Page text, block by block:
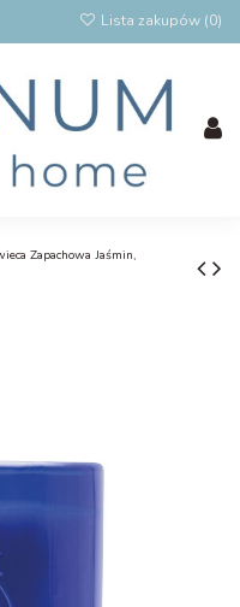
Lista zakupów (0)
Zapachowa Jaśmin,